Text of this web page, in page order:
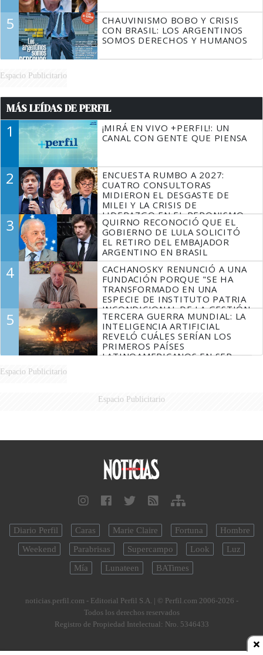
5
CHAUVINISMO BOBO Y CRISIS
CON BRASIL: LOS ARGENTINOS
SOMOS DERECHOS Y HUMANOS
Espacio Publicitario
MÁS LEÍDAS DE PERFIL
1
¡MIRÁ EN VIVO +PERFIL!: UN
CANAL CON GENTE QUE PIENSA
2
ENCUESTA RUMBO A 2027:
CUATRO CONSULTORAS
MIDIERON EL DESGASTE DE
MILEI Y LA CRISIS DE
LIDERAZGO EN EL PERONISMO
3
QUIRNO RECONOCIÓ QUE EL
GOBIERNO DE LULA SOLICITÓ
EL RETIRO DEL EMBAJADOR
ARGENTINO EN BRASIL
4
CACHANOSKY RENUNCIÓ A UNA
FUNDACIÓN PORQUE "SE HA
TRANSFORMADO EN UNA
ESPECIE DE INSTITUTO PATRIA
INCONDICIONAL DE LA GESTIÓN
DE MILEI"
5
TERCERA GUERRA MUNDIAL: LA
INTELIGENCIA ARTIFICIAL
REVELÓ CUÁLES SERÍAN LOS
PRIMEROS PAÍSES
LATINOAMERICANOS EN SER
Espacio Publicitario
Espacio Publicitario
Diario Perfil Caras Marie Claire Fortuna
Hombre
Weekend
Parabrisas Supercampo Look
Luz
Mía
Lunateen BATimes
noticias.perfil.com - Editorial Perfil S.A. | © Perfil.com 2006-2026 -
Todos los derechos reservados
Registro de Propiedad Intelectual: Nro. 5346433